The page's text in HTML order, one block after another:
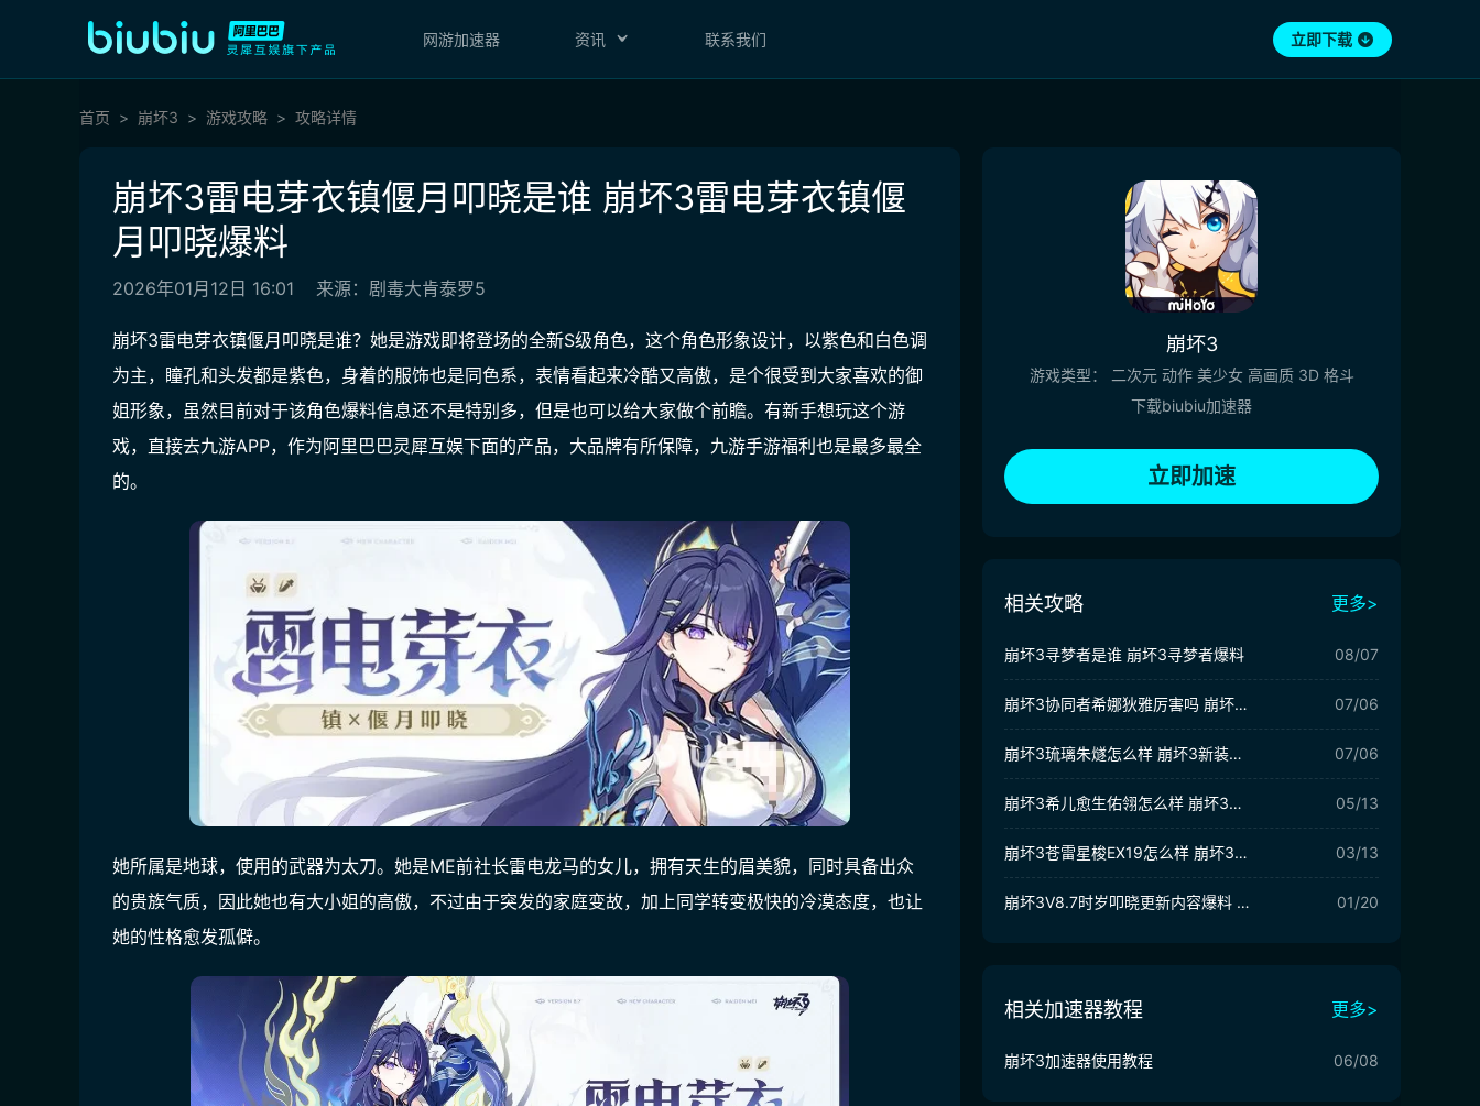
网游加速器 资讯 联系我们 立即下载
首页 崩坏3 游戏攻略 攻略详情
崩坏3雷电芽衣镇偃月叩晓是谁 崩坏3雷电芽衣镇偃
月叩晓爆料
2026年01月12日 16:01 来源：剧毒大肯泰罗5
崩坏3雷电芽衣镇偃月叩晓是谁？她是游戏即将登场的全新S级角色，这个角色形象设计，以紫色和白色调
为主，瞳孔和头发都是紫色，身着的服饰也是同色系，表情看起来冷酷又高傲，是个很受到大家喜欢的御
姐形象，虽然目前对于该角色爆料信息还不是特别多，但是也可以给大家做个前瞻。有新手想玩这个游
戏，直接去九游APP，作为阿里巴巴灵犀互娱下面的产品，大品牌有所保障，九游手游福利也是最多最全
的。
她所属是地球，使用的武器为太刀。她是ME前社长雷电龙马的女儿，拥有天生的眉美貌，同时具备出众
的贵族气质，因此她也有大小姐的高傲，不过由于突发的家庭变故，加上同学转变极快的冷漠态度，也让
她的性格愈发孤僻。
崩坏3
游戏类型： 二次元 动作 美少女 高画质 3D 格斗
下载biubiu加速器
立即加速
相关攻略 更多>
崩坏3寻梦者是谁 崩坏3寻梦者爆料 08/07
崩坏3协同者希娜狄雅厉害吗 崩坏3希娜狄雅​技能解析 07/06
崩坏3琉璃朱燧怎么样 崩坏3新装备琉璃朱燧介绍 07/06
崩坏3希儿愈生佑翎怎么样 崩坏3希儿愈生佑翎介绍 05/13
崩坏3苍雷星梭EX19怎么样 崩坏3苍雷星梭EX19强度分析 03/13
崩坏3V8.7时岁叩晓更新内容爆料 崩坏3V8.7版本活动介绍 01/20
相关加速器教程 更多>
崩坏3加速器使用教程 06/08